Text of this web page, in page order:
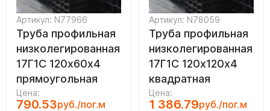
Артикул: N77966
Труба профильная
низколегированная
17Г1С 120х60х4
прямоугольная
Цена:
790.53руб./пог.м
Артикул: N78059
Труба профильная
низколегированная
17Г1С 120х120х4
квадратная
Цена:
1 386.79руб./пог.м